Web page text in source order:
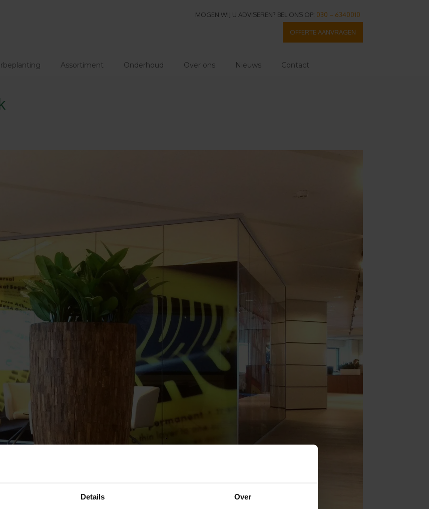
Details Over
MOGEN WIJ U ADVISEREN? BEL ONS OP: 030 – 6340010
OFFERTE AANVRAGEN
Assortiment Onderhoud Over ons Nieuws Contact